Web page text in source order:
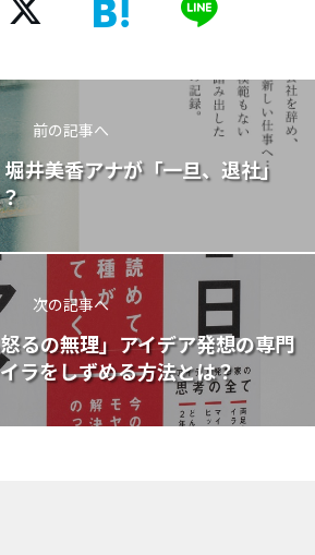
前の記事へ
井美香アナが「一旦、退社」
次の記事へ
怒るの無理」アイデア発想の専門
ラをしずめる方法とは？